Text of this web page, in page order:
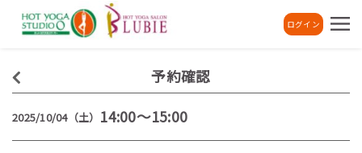
ログイン
予約確認
2025/10/04（土） 14:00～15:00